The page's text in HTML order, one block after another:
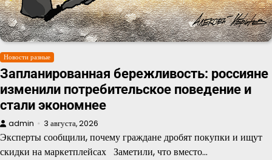
Новости разные
Запланированная бережливость: россияне
изменили потребительское поведение и
стали экономнее
admin 3 августа, 2026
Эксперты сообщили, почему граждане дробят покупки и ищут
скидки на маркетплейсах Заметили, что вместо…